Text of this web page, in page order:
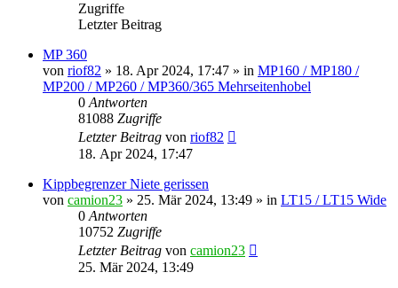
Zugriffe
Letzter Beitrag
MP 360
von riof82 » 18. Apr 2024, 17:47 » in MP160 / MP180 /
MP200 / MP260 / MP360/365 Mehrseitenhobel
0 Antworten
81088 Zugriffe
Letzter Beitrag von riof82
18. Apr 2024, 17:47
Kippbegrenzer Niete gerissen
von camion23 » 25. Mär 2024, 13:49 » in LT15 / LT15 Wide
0 Antworten
10752 Zugriffe
Letzter Beitrag von camion23
25. Mär 2024, 13:49